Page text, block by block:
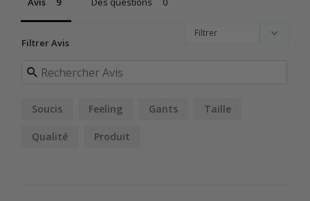
Filtrer Avis
Soucis Feeling Gants Taille
Qualité Produit